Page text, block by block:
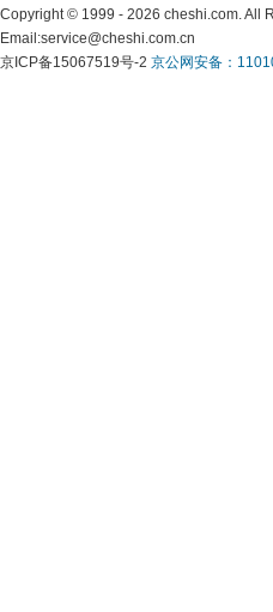
Copyright © 1999 - 2026 cheshi.com. All
Email:service@cheshi.com.cn
京ICP备15067519号-2 京公网安备：